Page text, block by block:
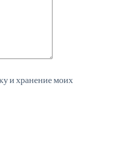
и хранение моих